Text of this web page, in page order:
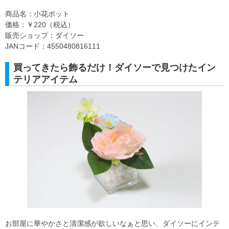
商品名：小花ポット
価格：￥220（税込）
販売ショップ：ダイソー
JANコード：4550480816111
買ってきたら飾るだけ！ダイソーで見つけたイン
テリアアイテム
お部屋に華やかさと清潔感が欲しいなぁと思い、ダイソーにインテ